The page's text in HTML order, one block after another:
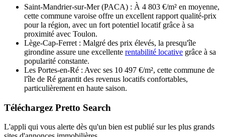
Saint-Mandrier-sur-Mer (PACA) : À 4 803 €/m² en moyenne,
cette commune varoise offre un excellent rapport qualité-prix
pour la région, avec un fort potentiel locatif grâce à sa
proximité avec Toulon.
Lège-Cap-Ferret : Malgré des prix élevés, la presqu'île
girondine assure une excellente rentabilité locative grâce à sa
popularité constante.
Les Portes-en-Ré : Avec ses 10 497 €/m², cette commune de
l'île de Ré garantit des revenus locatifs confortables,
particulièrement en haute saison.
Téléchargez Pretto Search
L'appli qui vous alerte dès qu'un bien est publié sur les plus grands